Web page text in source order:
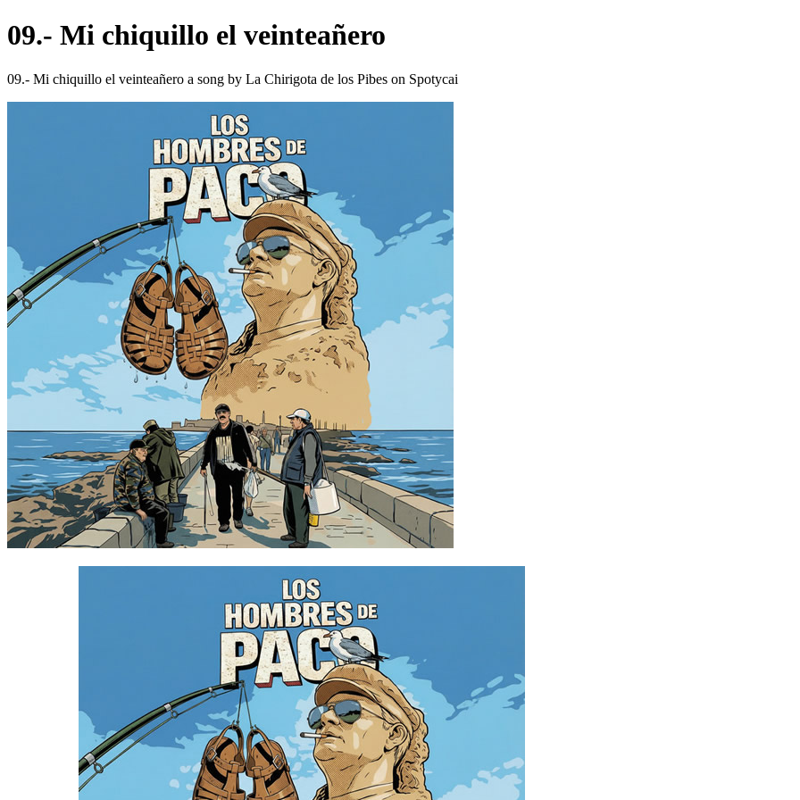
09.- Mi chiquillo el veinteañero
09.- Mi chiquillo el veinteañero a song by La Chirigota de los Pibes on Spotycai